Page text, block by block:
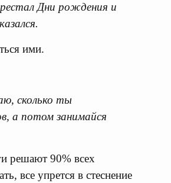
Дни рождения и
ими.
сколько ты
а потом занимайся
решают 90% всех
все упрется в стеснение